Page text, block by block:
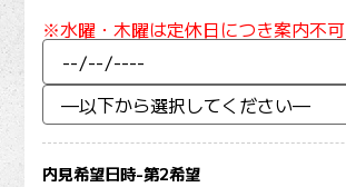
※水曜・木曜は定休日につき案内不可
内見希望日時-第2希望